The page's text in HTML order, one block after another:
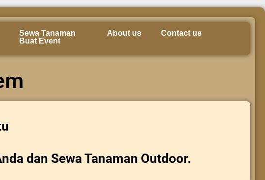
Sewa Tanaman
Buat Event
About us Contact us
dan Sewa Tanaman Outdoor.